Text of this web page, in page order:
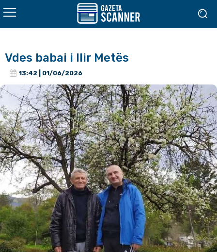
Vdes babai i Ilir Metës
13:42 | 01/06/2026